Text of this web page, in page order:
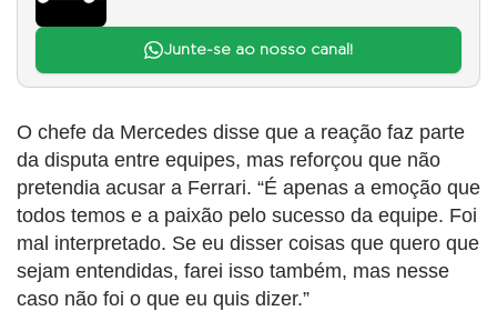
Junte-se ao nosso canal!
O chefe da Mercedes disse que a reação faz parte
da disputa entre equipes, mas reforçou que não
pretendia acusar a Ferrari. “É apenas a emoção que
todos temos e a paixão pelo sucesso da equipe. Foi
mal interpretado. Se eu disser coisas que quero que
sejam entendidas, farei isso também, mas nesse
caso não foi o que eu quis dizer.”